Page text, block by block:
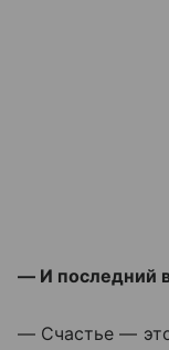
— И последний
— Счастье — это